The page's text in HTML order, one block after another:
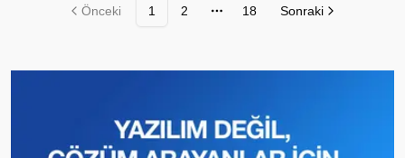
Önceki 1 2
Sayfalar
18 Sonraki